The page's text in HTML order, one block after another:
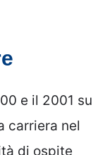
e il 2001 su
carriera nel
di ospite